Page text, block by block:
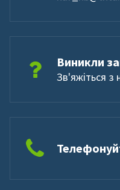
Виникли
Зв'яжіться з